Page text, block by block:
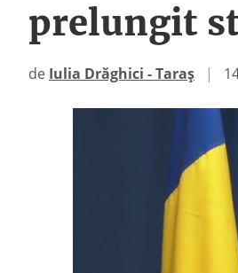
prelungit
de Iulia Drăghici - Taraș |